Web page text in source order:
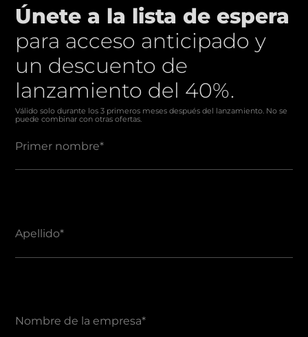
Únete a la lista de espera
para acceso anticipado y
un descuento de
lanzamiento del 40%.
Válido solo durante los 3 primeros meses después del lanzamiento. No se
puede combinar con otras ofertas.
Primer nombre*
Apellido*
Nombre de la empresa*